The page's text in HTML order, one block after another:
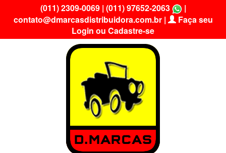
(011) 2309-0069| (011) 97652-2063
|
contato@dmarcasdistribuidora.com.br|
Faça seu
Login ou Cadastre-se